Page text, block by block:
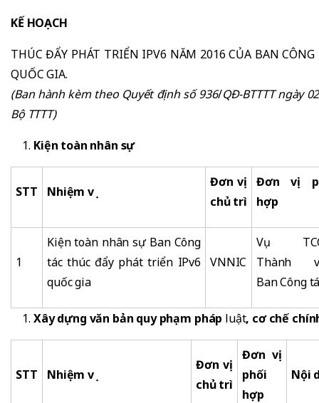
KẾ HOẠCH
THÚC ĐẨY PHÁT TRIỂN IPV6 NĂM 2016 CỦA BAN
QUỐC GIA.
(Ban hành kèm theo Quyết định số 936/QĐ-BTTTT ngày 02
Bộ TTTT)
Kiện toàn nhân sự
STT Nhiệm vụ
Đơn vị
chủtrì
Đơn vị
hợp
1
Kiện toàn nhân sự Ban Công
tác thúc đẩy phát triển IPv6
quốc gia
VNNIC
Vụ
Thành
Ban Công
Xây dựng văn bản quy phạm pháp luật, cơ chế
STT Nhiệm vụ
Đơn vị
chủ trì
Đơn vị
phối
hợp
Nội